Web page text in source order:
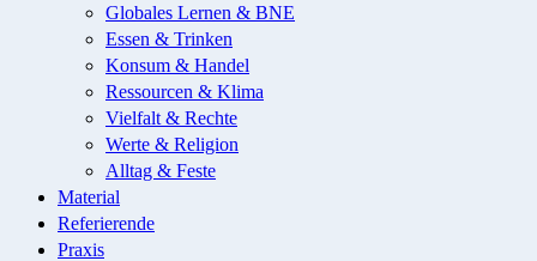
Globales Lernen & BNE
Essen & Trinken
Konsum & Handel
Ressourcen & Klima
Vielfalt & Rechte
Werte & Religion
Alltag & Feste
Material
Referierende
Praxis